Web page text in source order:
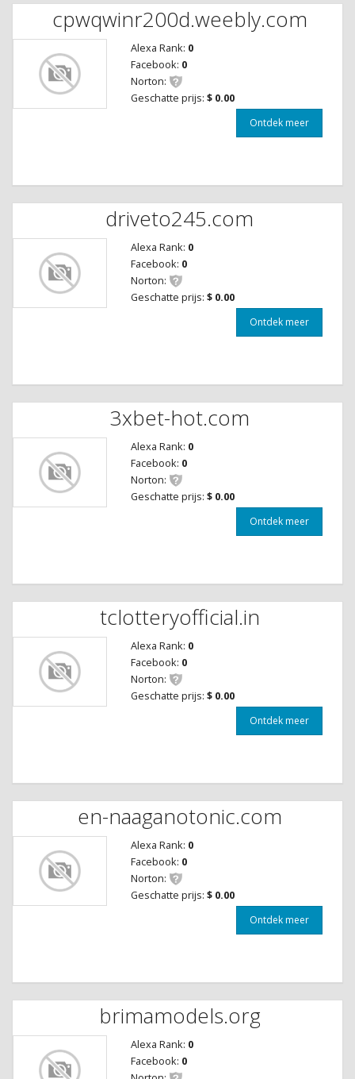
cpwqwinr200d.weebly.com
Alexa Rank: 0
Facebook: 0
Norton:
Geschatte prijs: $ 0.00
Ontdek meer
driveto245.com
Alexa Rank: 0
Facebook: 0
Norton:
Geschatte prijs: $ 0.00
Ontdek meer
3xbet-hot.com
Alexa Rank: 0
Facebook: 0
Norton:
Geschatte prijs: $ 0.00
Ontdek meer
tclotteryofficial.in
Alexa Rank: 0
Facebook: 0
Norton:
Geschatte prijs: $ 0.00
Ontdek meer
en-naaganotonic.com
Alexa Rank: 0
Facebook: 0
Norton:
Geschatte prijs: $ 0.00
Ontdek meer
brimamodels.org
Alexa Rank: 0
Facebook: 0